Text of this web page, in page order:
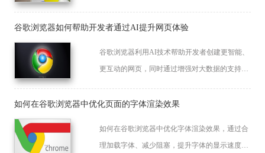
谷歌浏览器如何帮助开发者通过AI提升网页体验
谷歌浏览器利用AI技术帮助开发者创建更智能、
更互动的网页，同时通过增强对大数据的支持来
如何在谷歌浏览器中优化页面的字体渲染效果
如何在谷歌浏览器中优化字体渲染效果，通过合
理加载字体、减少阻塞，提升字体的显示速度和